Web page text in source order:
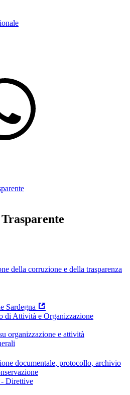
della corruzione e della trasparenza
Sardegna
di Attività e Organizzazione
organizzazione e attività
documentale, protocollo, archivio
Direttive